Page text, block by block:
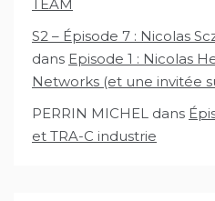
TEAM
S2 – Épisode 7 : Nicolas
dans Episode 1 : Nicolas
Networks (et une invitée
PERRIN MICHEL dans
et TRA-C industrie